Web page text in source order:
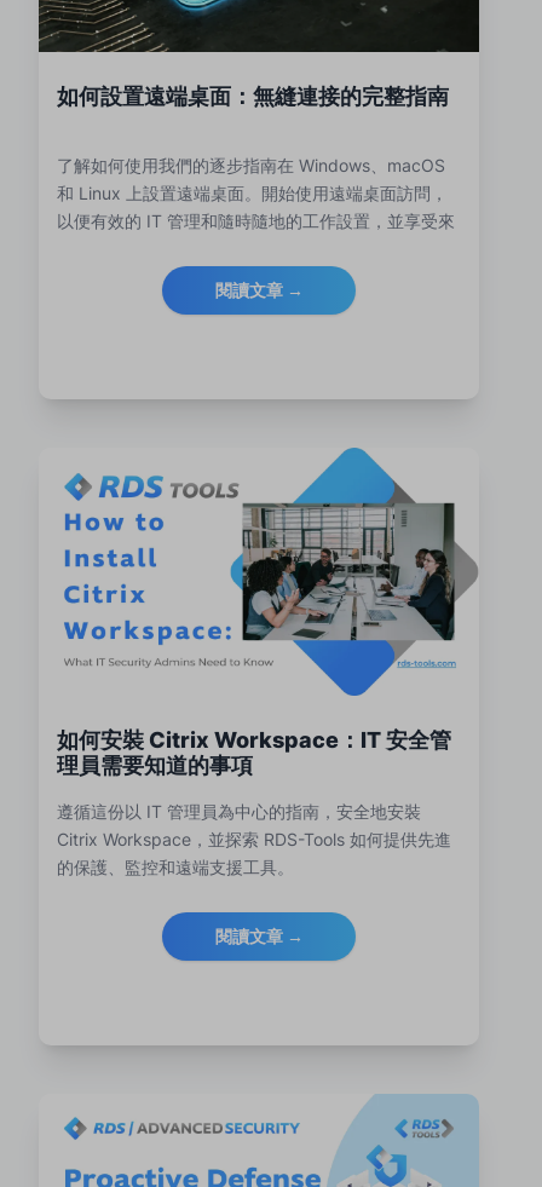
如何設置遠端桌面：無縫連接的完整指南
了解如何使用我們的逐步指南在 Windows、macOS
和 Linux 上設置遠端桌面。開始使用遠端桌面訪問，
以便有效的 IT 管理和隨時隨地的工作設置，並享受來
閱讀文章 →
如何安裝 Citrix Workspace：IT 安全管
理員需要知道的事項
遵循這份以 IT 管理員為中心的指南，安全地安裝
Citrix Workspace，並探索 RDS-Tools 如何提供先進
的保護、監控和遠端支援工具。
閱讀文章 →